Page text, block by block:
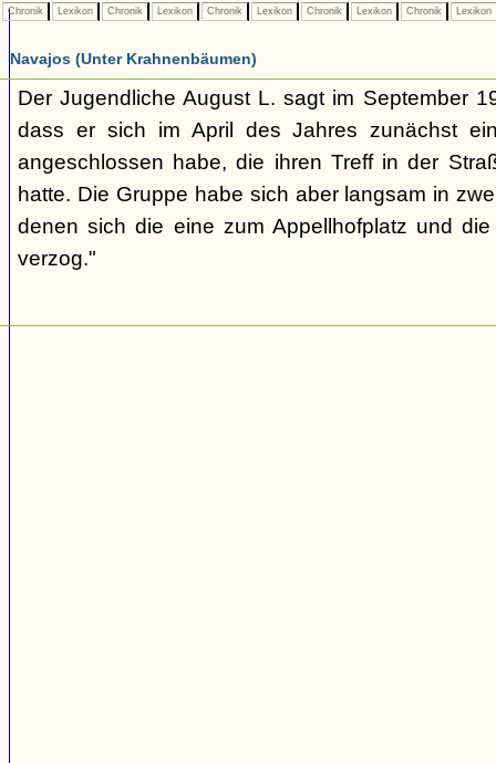
Chronik Lexikon Chronik Lexikon Chronik Lexikon Chronik Lexikon Chronik Lexikon
Navajos (Unter Krahnenbäumen)
Der Jugendliche August L. sagt im September
dass er sich im April des Jahres zunächst
angeschlossen habe, die ihren Treff in der
hatte. Die Gruppe habe sich aber langsam in
denen sich die eine zum Appellhofplatz und
verzog."